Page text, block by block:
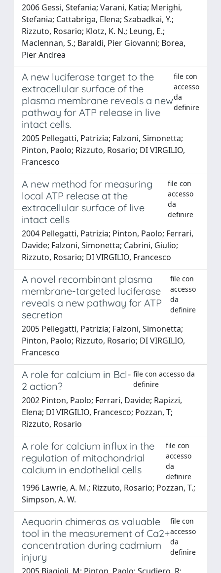
2006 Gessi, Stefania; Varani, Katia; Merighi,
Stefania; Cattabriga, Elena; Szabadkai, Y.;
Rizzuto, Rosario; Klotz, K. N.; Leung, E.;
Maclennan, S.; Baraldi, Pier Giovanni; Borea,
Pier Andrea
A new luciferase target to the
extracellular surface of the
plasma membrane reveals a new
pathway for ATP release in live
intact cells.
file con
accesso
da
definire
2005 Pellegatti, Patrizia; Falzoni, Simonetta;
Pinton, Paolo; Rizzuto, Rosario; DI VIRGILIO,
Francesco
A new method for measuring
local ATP release at the
extracellular surface of live
intact cells
file con
accesso
da
definire
2004 Pellegatti, Patrizia; Pinton, Paolo; Ferrari,
Davide; Falzoni, Simonetta; Cabrini, Giulio;
Rizzuto, Rosario; DI VIRGILIO, Francesco
A novel recombinant plasma
membrane-targeted luciferase
reveals a new pathway for ATP
secretion
file con
accesso
da
definire
2005 Pellegatti, Patrizia; Falzoni, Simonetta;
Pinton, Paolo; Rizzuto, Rosario; DI VIRGILIO,
Francesco
A role for calcium in Bcl-
2 action?
file con accesso da
definire
2002 Pinton, Paolo; Ferrari, Davide; Rapizzi,
Elena; DI VIRGILIO, Francesco; Pozzan, T;
Rizzuto, Rosario
A role for calcium influx in the
regulation of mitochondrial
calcium in endothelial cells
file con
accesso
da
definire
1996 Lawrie, A. M.; Rizzuto, Rosario; Pozzan, T.;
Simpson, A. W.
Aequorin chimeras as valuable
tool in the measurement of Ca2+
concentration during cadmium
injury
file con
accesso
da
definire